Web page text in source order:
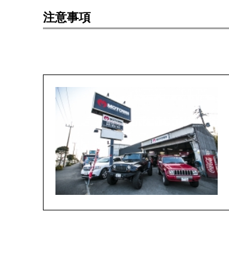
注意事項